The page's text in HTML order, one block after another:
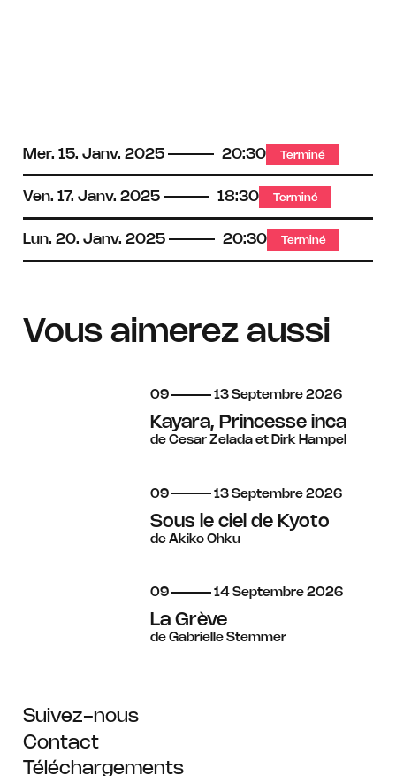
Mer. 15. Janv. 2025 20:30 Terminé
Ven. 17. Janv. 2025 18:30 Terminé
Lun. 20. Janv. 2025 20:30 Terminé
Vous aimerez aussi
du
09 au
13 septembre
Septembre 2026
Kayara, Princesse inca
de Cesar Zelada et Dirk Hampel
du
09 au
13 septembre
Septembre 2026
Sous le ciel de Kyoto
de Akiko Ohku
du
09 au
14 septembre
Septembre 2026
La Grève
de Gabrielle Stemmer
Suivez-nous
Contact
Téléchargements